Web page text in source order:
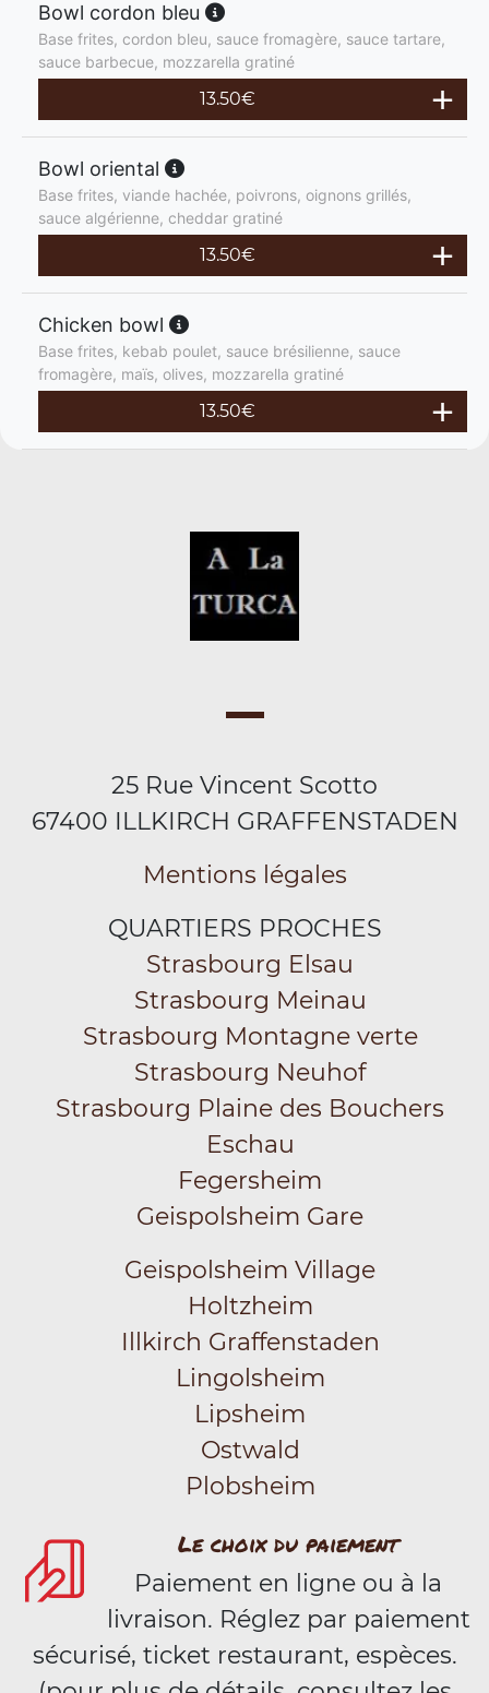
Bowl cordon bleu
Base frites, cordon bleu, sauce fromagère, sauce tartare,
sauce barbecue, mozzarella gratiné
13.50€
Bowl oriental
Base frites, viande hachée, poivrons, oignons grillés,
sauce algérienne, cheddar gratiné
13.50€
Chicken bowl
Base frites, kebab poulet, sauce brésilienne, sauce
fromagère, maïs, olives, mozzarella gratiné
13.50€
25 Rue Vincent Scotto
67400 ILLKIRCH GRAFFENSTADEN
Mentions légales
QUARTIERS PROCHES
Strasbourg Elsau
Strasbourg Meinau
Strasbourg Montagne verte
Strasbourg Neuhof
Strasbourg Plaine des Bouchers
Eschau
Fegersheim
Geispolsheim Gare
Geispolsheim Village
Holtzheim
Illkirch Graffenstaden
Lingolsheim
Lipsheim
Ostwald
Plobsheim
Le choix du paiement
Paiement en ligne ou à la
livraison. Réglez par paiement
sécurisé, ticket restaurant, espèces.